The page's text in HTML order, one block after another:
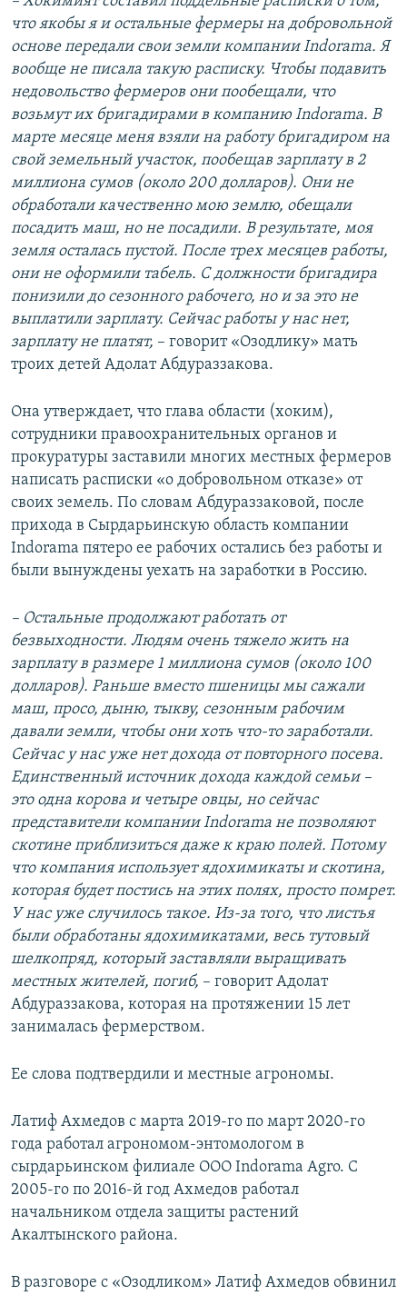
что якобы я и остальные фермеры на добровольной
основе передали свои земли компании Indorama. Я
вообще не писала такую расписку. Чтобы подавить
недовольство фермеров они пообещали, что
возьмут их бригадирами в компанию Indorama. В
марте месяце меня взяли на работу бригадиром на
свой земельный участок, пообещав зарплату в 2
миллиона сумов (около 200 долларов). Они не
обработали качественно мою землю, обещали
посадить маш, но не посадили. В результате, моя
земля осталась пустой. После трех месяцев работы,
они не оформили табель. С должности бригадира
понизили до сезонного рабочего, но и за это не
выплатили зарплату. Сейчас работы у нас нет,
зарплату не платят, – говорит «Озодлику» мать
троих детей Адолат Абдураззакова.
Она утверждает, что глава области (хоким),
сотрудники правоохранительных органов и
прокуратуры заставили многих местных фермеров
написать расписки «о добровольном отказе» от
своих земель. По словам Абдураззаковой, после
прихода в Сырдарьинскую область компании
Indorama пятеро ее рабочих остались без работы и
были вынуждены уехать на заработки в Россию.
– Остальные продолжают работать от
безвыходности. Людям очень тяжело жить на
зарплату в размере 1 миллиона сумов (около 100
долларов). Раньше вместо пшеницы мы сажали
маш, просо, дыню, тыкву, сезонным рабочим
давали земли, чтобы они хоть что-то заработали.
Сейчас у нас уже нет дохода от повторного посева.
Единственный источник дохода каждой семьи –
это одна корова и четыре овцы, но сейчас
представители компании Indorama не позволяют
скотине приблизиться даже к краю полей. Потому
что компания использует ядохимикаты и скотина,
которая будет постись на этих полях, просто помрет.
У нас уже случилось такое. Из-за того, что листья
были обработаны ядохимикатами, весь тутовый
шелкопряд, который заставляли выращивать
местных жителей, погиб, – говорит Адолат
Абдураззакова​, которая на протяжении 15 лет
занималась фермерством.
Ее слова подтвердили и местные агрономы.
Латиф Ахмедов с марта 2019-го по март 2020-го
года работал агрономом-энтомологом в
сырдарьинском филиале ООО Indorama Agro. С
2005-го по 2016-й год Ахмедов работал
начальником отдела защиты растений
Акалтынского района.
В разговоре с «Озодликом» Латиф Ахмедов обвинил